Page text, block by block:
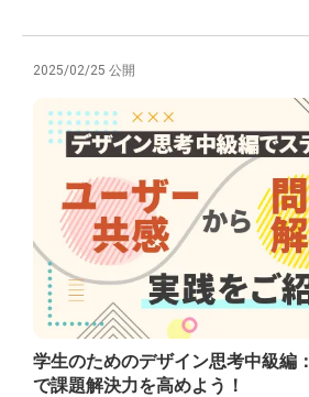
2025/02/25 公開
学生のためのデザイン思考中級編
で課題解決力を高めよう！